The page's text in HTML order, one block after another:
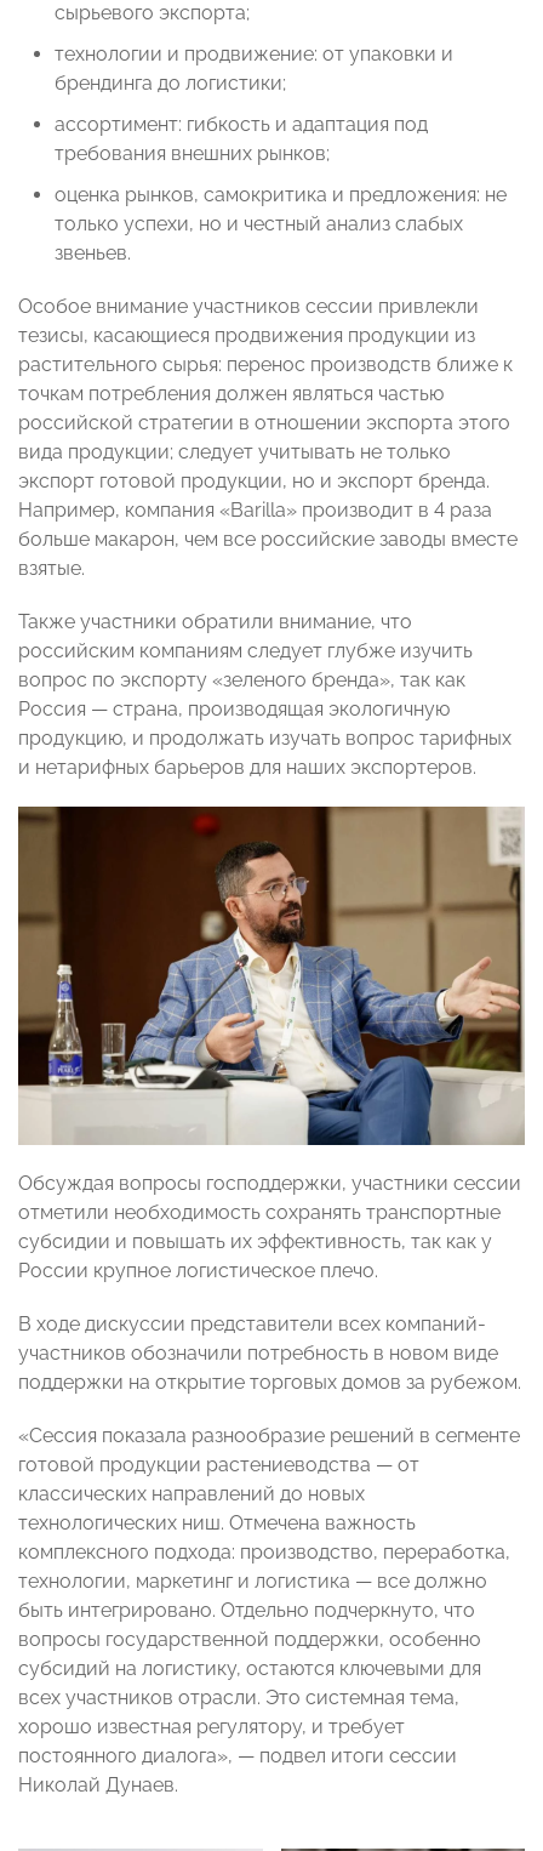
сырьевого экспорта;
технологии и продвижение: от упаковки и
брендинга до логистики;
ассортимент: гибкость и адаптация под
требования внешних рынков;
оценка рынков, самокритика и предложения: не
только успехи, но и честный анализ слабых
звеньев.
Особое внимание участников сессии привлекли
тезисы, касающиеся продвижения продукции из
растительного сырья: перенос производств ближе к
точкам потребления должен являться частью
российской стратегии в отношении экспорта этого
вида продукции; следует учитывать не только
экспорт готовой продукции, но и экспорт бренда.
Например, компания «Barilla» производит в 4 раза
больше макарон, чем все российские заводы вместе
взятые.
Также участники обратили внимание, что
российским компаниям следует глубже изучить
вопрос по экспорту «зеленого бренда», так как
Россия — страна, производящая экологичную
продукцию, и продолжать изучать вопрос тарифных
и нетарифных барьеров для наших экспортеров.
Обсуждая вопросы господдержки, участники сессии
отметили необходимость сохранять транспортные
субсидии и повышать их эффективность, так как у
России крупное логистическое плечо.
В ходе дискуссии представители всех компаний-
участников обозначили потребность в новом виде
поддержки на открытие торговых домов за рубежом.
«Сессия показала разнообразие решений в сегменте
готовой продукции растениеводства — от
классических направлений до новых
технологических ниш. Отмечена важность
комплексного подхода: производство, переработка,
технологии, маркетинг и логистика — все должно
быть интегрировано. Отдельно подчеркнуто, что
вопросы государственной поддержки, особенно
субсидий на логистику, остаются ключевыми для
всех участников отрасли. Это системная тема,
хорошо известная регулятору, и требует
постоянного диалога», — подвел итоги сессии
Николай Дунаев.